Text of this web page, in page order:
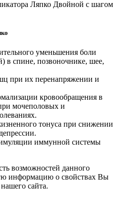
Ляпко Двойной с шагом
уменьшения боли
в спине, позвоночнике, шее,
при их перенапряжении и
кровообращения в
мочеполовых и
тонуса при снижении
иммунной системы
возможностей данного
информацию о свойствах Вы
сайта.